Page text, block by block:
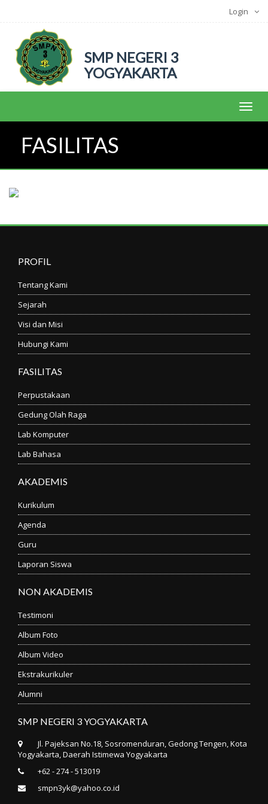
Login
SMP NEGERI 3
YOGYAKARTA
FASILITAS
PROFIL
Tentang Kami
Sejarah
Visi dan Misi
Hubungi Kami
FASILITAS
Perpustakaan
Gedung Olah Raga
Lab Komputer
Lab Bahasa
AKADEMIS
Kurikulum
Agenda
Guru
Laporan Siswa
NON AKADEMIS
Testimoni
Album Foto
Album Video
Ekstrakurikuler
Alumni
SMP NEGERI 3 YOGYAKARTA
Jl. Pajeksan No.18, Sosromenduran, Gedong Tengen, Kota
Yogyakarta, Daerah Istimewa Yogyakarta
+62 - 274 - 513019
smpn3yk@yahoo.co.id